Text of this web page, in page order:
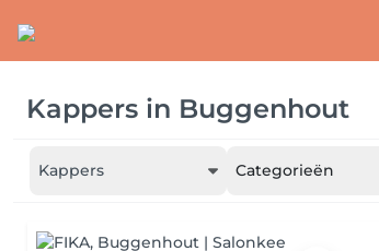
Kappers in Buggenhout
Kappers Categorieën